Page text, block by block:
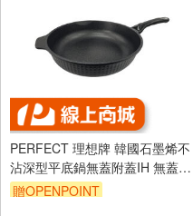
PERFECT 理想牌 韓國石墨烯不
沾深型平底鍋無蓋附蓋IH 無蓋
32cm-Leidea樂德兒
贈OPENPOINT